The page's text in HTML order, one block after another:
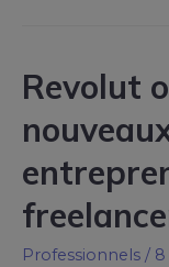
Revolut
Professionnels /